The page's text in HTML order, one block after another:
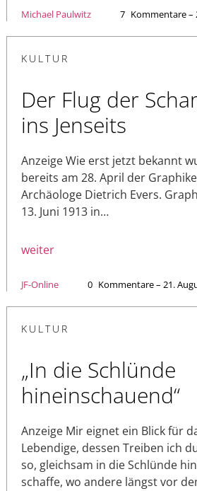
Michael Paulwitz 7 Kommentare –
KULTUR
Der Flug der
ins Jenseits
Anzeige Wie erst jetzt bekannt
bereits am 28. April der
Archäologe Dietrich Evers.
13. Juni 1913 in…
weiter
JF-Online 0 Kommentare – 21.
KULTUR
„In die Schlünde
hineinschauend“
Anzeige Mir eignet ein Blick für
Lebendige, dessen Treiben ich
so, gleichsam in die Schlünde
schaffe, wo andere längst vor